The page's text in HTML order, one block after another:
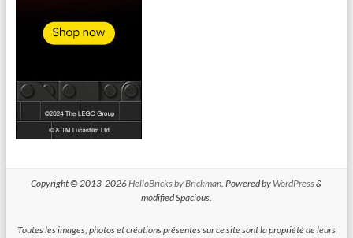
Copyright © 2013-2026HelloBricks by Brickman. Powered by WordPress&
modified Spacious.
Toutes les images, photos et créations présentes sur ce site sont la propriété de leurs